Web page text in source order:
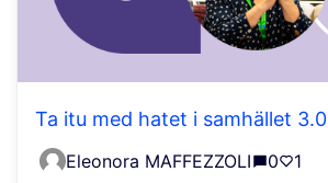
Ta itu med hatet i samhället 3.0
Eleonora MAFFEZZOLI 0 1